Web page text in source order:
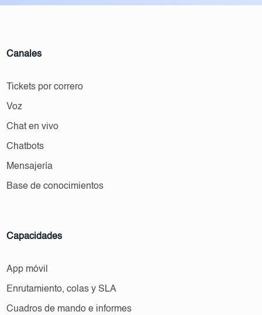
Canales
Tickets por correro
Voz
Chat en vivo
Chatbots
Mensajería
Base de conocimientos
Capacidades
App móvil
Enrutamiento, colas y SLA
Cuadros de mando e informes